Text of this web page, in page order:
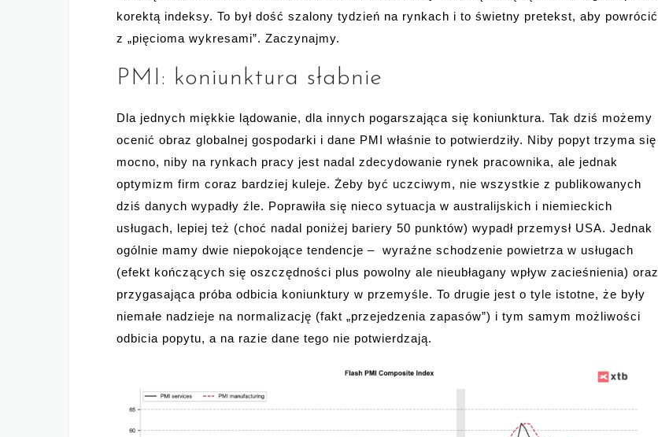
korektą indeksy. To był dość szalony tydzień na rynkach i to świetny pretekst, aby powrócić
z „pięcioma wykresami”. Zaczynajmy.
PMI: koniunktura słabnie
Dla jednych miękkie lądowanie, dla innych pogarszająca się koniunktura. Tak dziś możemy
ocenić obraz globalnej gospodarki i dane PMI właśnie to potwierdziły. Niby popyt trzyma się
mocno, niby na rynkach pracy jest nadal zdecydowanie rynek pracownika, ale jednak
optymizm firm coraz bardziej kuleje. Żeby być uczciwym, nie wszystkie z publikowanych
dziś danych wypadły źle. Poprawiła się nieco sytuacja w australijskich i niemieckich
usługach, lepiej też (choć nadal poniżej bariery 50 punktów) wypadł przemysł USA. Jednak
ogólnie mamy dwie niepokojące tendencje – wyraźne schodzenie powietrza w usługach
(efekt kończących się oszczędności plus powolny ale nieubłagany wpływ zacieśnienia) oraz
przygasająca próba odbicia koniunktury w przemyśle. To drugie jest o tyle istotne, że były
niemałe nadzieje na normalizację (fakt „przejedzenia zapasów”) i tym samym możliwości
odbicia popytu, a na razie dane tego nie potwierdzają.